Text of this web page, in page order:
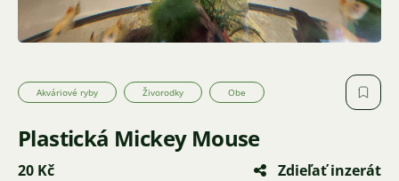
Akváriové ryby Živorodky Obe
Plastická Mickey Mouse
20 Kč
Zdieľať inzerát